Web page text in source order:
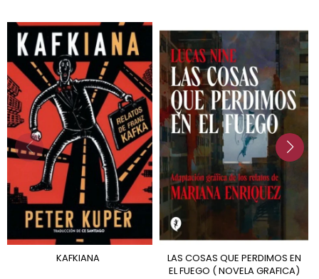
KAFKIANA
LAS COSAS QUE PERDIMOS EN
EL FUEGO ( NOVELA GRAFICA)